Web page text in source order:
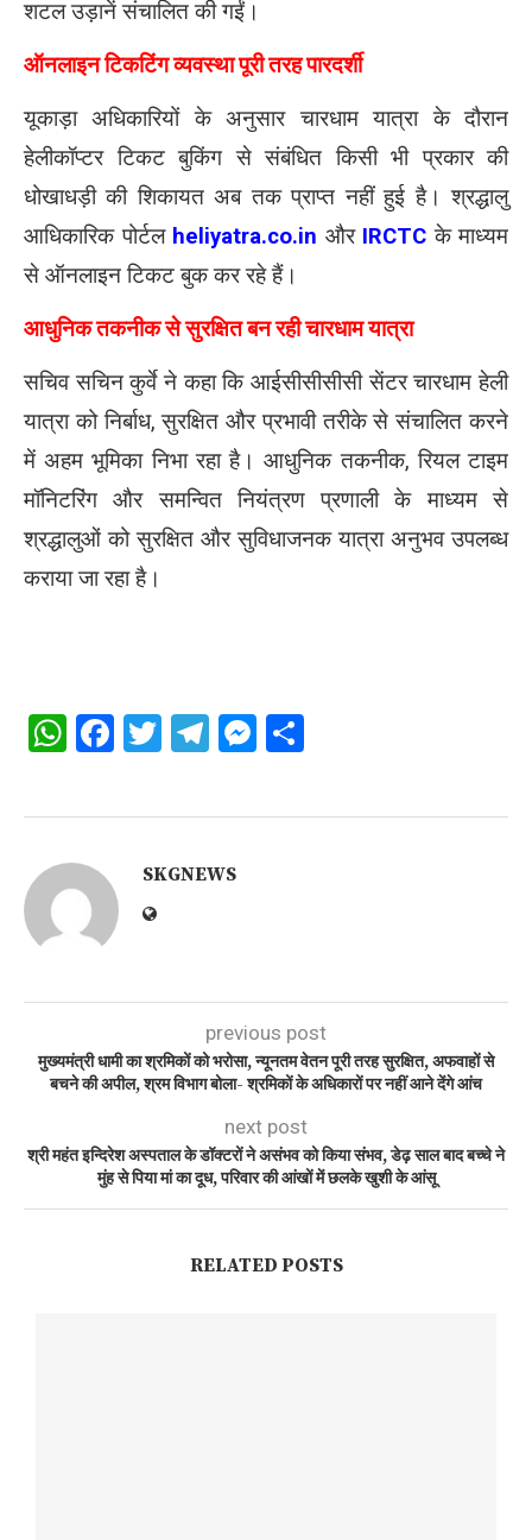
शटल उड़ानें संचालित की गईं।
ऑनलाइन टिकटिंग व्यवस्था पूरी तरह पारदर्शी
यूकाड़ा अधिकारियों के अनुसार चारधाम यात्रा के दौरान
हेलीकॉप्टर टिकट बुकिंग से संबंधित किसी भी प्रकार की
धोखाधड़ी की शिकायत अब तक प्राप्त नहीं हुई है। श्रद्धालु
आधिकारिक पोर्टल heliyatra.co.in और IRCTC के माध्यम
से ऑनलाइन टिकट बुक कर रहे हैं।
आधुनिक तकनीक से सुरक्षित बन रही चारधाम यात्रा
सचिव सचिन कुर्वे ने कहा कि आईसीसीसीसी सेंटर चारधाम हेली
यात्रा को निर्बाध, सुरक्षित और प्रभावी तरीके से संचालित करने
में अहम भूमिका निभा रहा है। आधुनिक तकनीक, रियल टाइम
मॉनिटरिंग और समन्वित नियंत्रण प्रणाली के माध्यम से
श्रद्धालुओं को सुरक्षित और सुविधाजनक यात्रा अनुभव उपलब्ध
कराया जा रहा है।
WhatsApp
Facebook
Twitter
Telegram
Messenger
SKGNEWS
previous post
मुख्यमंत्री धामी का श्रमिकों को भरोसा, न्यूनतम वेतन पूरी तरह सुरक्षित, अफवाहों से
बचने की अपील, श्रम विभाग बोला- श्रमिकों के अधिकारों पर नहीं आने देंगे आंच
next post
श्री महंत इन्दिरेश अस्पताल के डॉक्टरों ने असंभव को किया संभव, डेढ़ साल बाद बच्चे ने
मुंह से पिया मां का दूध, परिवार की आंखों में छलके खुशी के आंसू
RELATED POSTS